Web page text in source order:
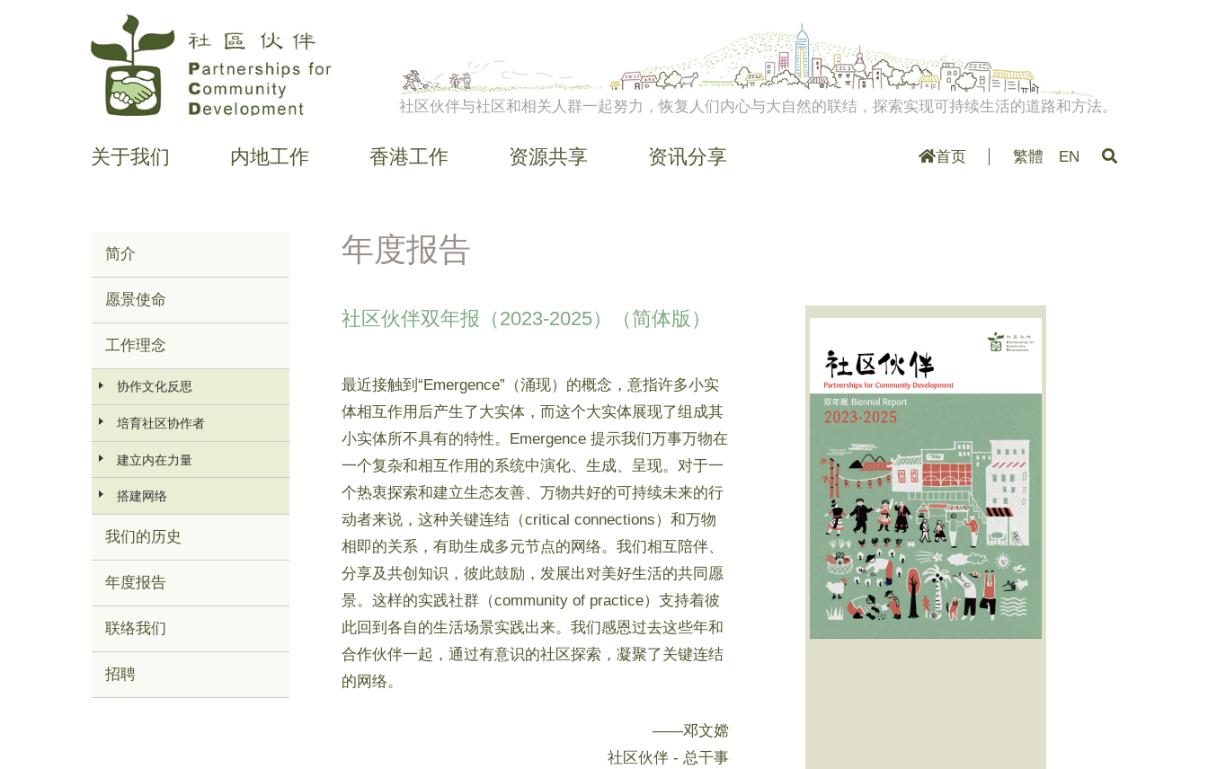
社区伙伴与社区和相关人群一起努力，恢复人们内心与大自然的联结，探索实现可持续生活的道路和方法。
关于我们 内地工作 香港工作 资源共享 资讯分享 首页 繁體 EN
Main
Menu
简介
愿景使命
工作理念
协作文化反思
培育社区协作者
建立内在力量
搭建网络
我们的历史
年度报告
联络我们
招聘
年度报告
社区伙伴双年报（2023-2025）（简体版）
最近接触到“Emergence”（涌现）的概念，意指许多小实
体相互作用后产生了大实体，而这个大实体展现了组成其
小实体所不具有的特性。Emergence 提示我们万事万物在
一个复杂和相互作用的系统中演化、生成、呈现。对于一
个热衷探索和建立生态友善、万物共好的可持续未来的行
动者来说，这种关键连结（critical connections）和万物
相即的关系，有助生成多元节点的网络。我们相互陪伴、
分享及共创知识，彼此鼓励，发展出对美好生活的共同愿
景。这样的实践社群（community of practice）支持着彼
此回到各自的生活场景实践出来。我们感恩过去这些年和
合作伙伴一起，通过有意识的社区探索，凝聚了关键连结
的网络。
——邓文嫦
社区伙伴 - 总干事